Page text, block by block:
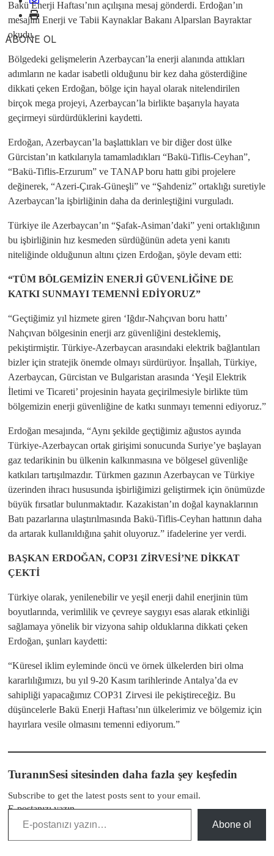
ABONE OL
Bakü Enerji Haftası’nın açılışına mesaj gönderdi. Erdoğan’ın
mesajını Enerji ve Tabii Kaynaklar Bakanı Alparslan Bayraktar
okudu.
Bölgedeki gelişmelerin Azerbaycan’la enerji alanında attıkları
adımların ne kadar isabetli olduğunu bir kez daha gösterdiğine
dikkati çeken Erdoğan, bölge için hayal olarak nitelendirilen
birçok mega projeyi, Azerbaycan’la birlikte başarıyla hayata
geçirmeyi sürdürdüklerini kaydetti.
Erdoğan, Azerbaycan’la başlattıkları ve bir diğer dost ülke
Gürcistan’ın katkılarıyla tamamladıkları “Bakü-Tiflis-Ceyhan”,
“Bakü-Tiflis-Erzurum” ve TANAP boru hattı gibi projelere
değinerek, “Azeri-Çırak-Güneşli” ve “Şahdeniz” ortaklığı suretiyle
Azerbaycan’la işbirliğinin daha da derinleştiğini vurguladı.
Türkiye ile Azerbaycan’ın “Şafak-Asiman’daki” yeni ortaklığının
bu işbirliğinin hız kesmeden sürdüğünün adeta yeni kanıtı
niteliğinde olduğunun altını çizen Erdoğan, şöyle devam etti:
“TÜM BÖLGEMİZİN ENERJİ GÜVENLİĞİNE DE
KATKI SUNMAYI TEMENNİ EDİYORUZ”
“Geçtiğimiz yıl hizmete giren ‘Iğdır-Nahçıvan boru hattı’
Nahçıvan bölgesinin enerji arz güvenliğini desteklemiş,
pekiştirmiştir. Türkiye-Azerbaycan arasındaki elektrik bağlantıları
bizler için stratejik önemde olmayı sürdürüyor. İnşallah, Türkiye,
Azerbaycan, Gürcistan ve Bulgaristan arasında ‘Yeşil Elektrik
İletimi ve Ticareti’ projesinin hayata geçirilmesiyle birlikte tüm
bölgemizin enerji güvenliğine de katkı sunmayı temenni ediyoruz.”
Erdoğan mesajında, “Aynı şekilde geçtiğimiz ağustos ayında
Türkiye-Azerbaycan ortak girişimi sonucunda Suriye’ye başlayan
gaz tedarikinin bu ülkenin kalkınmasına ve bölgesel güvenliğe
katkıları tartışılmazdır. Türkmen gazının Azerbaycan ve Türkiye
üzerinden ihracı hususunda işbirliğimizi geliştirmek için önümüzde
büyük fırsatlar bulunmaktadır. Kazakistan’ın doğal kaynaklarının
Batı pazarlarına ulaştırılmasında Bakü-Tiflis-Ceyhan hattının daha
da artarak kullanıldığına şahit oluyoruz.” ifadelerine yer verdi.
BAŞKAN ERDOĞAN, COP31 ZİRVESİ’NE DİKKAT
ÇEKTİ
Türkiye olarak, yenilenebilir ve yeşil enerji dahil enerjinin tüm
boyutlarında, verimlilik ve çevreye saygıyı esas alarak etkinliği
sağlamaya yönelik bir vizyona sahip olduklarına dikkati çeken
Erdoğan, şunları kaydetti:
“Küresel iklim eyleminde öncü ve örnek ülkelerden biri olma
kararlılığımızı, bu yıl 9-20 Kasım tarihlerinde Antalya’da ev
sahipliği yapacağımız COP31 Zirvesi ile pekiştireceğiz. Bu
düşüncelerle Bakü Enerji Haftası’nın ülkelerimiz ve bölgemiz için
hayırlara vesile olmasını temenni ediyorum.”
TuranınSesi sitesinden daha fazla şey keşfedin
Subscribe to get the latest posts sent to your email.
E-postanızı yazın…
Abone ol